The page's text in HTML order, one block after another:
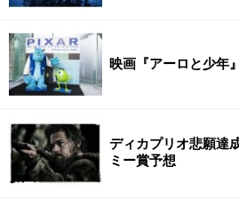
映画『アーロと少年
ディカプリオ悲願達
ミー賞予想